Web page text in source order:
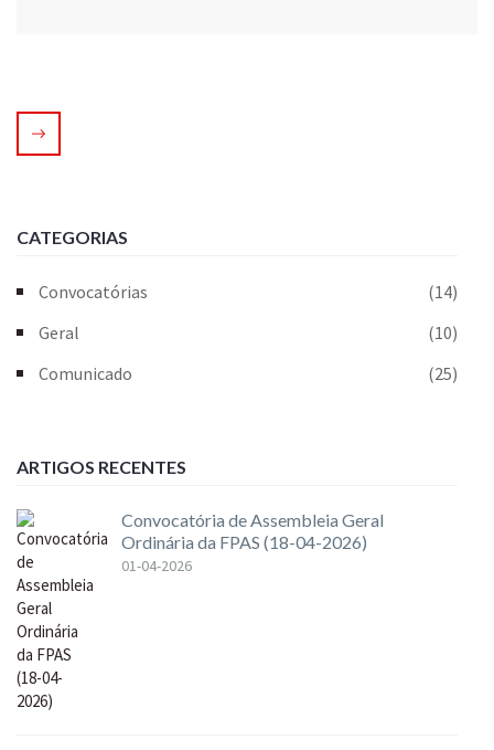
CATEGORIAS
Convocatórias
(14)
Geral
(10)
Comunicado
(25)
ARTIGOS RECENTES
Convocatória de Assembleia Geral
Ordinária da FPAS (18-04-2026)
01-04-2026